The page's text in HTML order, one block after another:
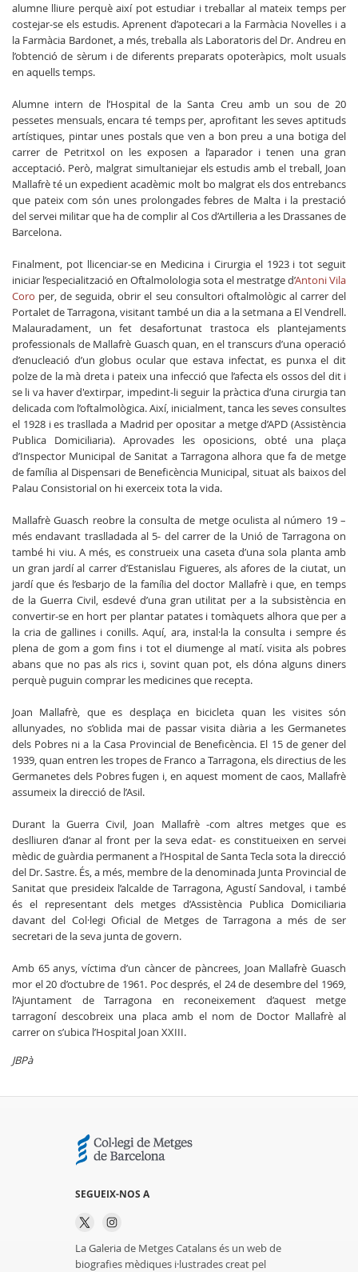
alumne lliure perquè així pot estudiar i treballar al mateix temps per
costejar-se els estudis. Aprenent d’apotecari a la Farmàcia Novelles i a
la Farmàcia Bardonet, a més, treballa als Laboratoris del Dr. Andreu en
l’obtenció de sèrum i de diferents preparats opoteràpics, molt usuals
en aquells temps.
Alumne intern de l’Hospital de la Santa Creu amb un sou de 20
pessetes mensuals, encara té temps per, aprofitant les seves aptituds
artístiques, pintar unes postals que ven a bon preu a una botiga del
carrer de Petritxol on les exposen a l’aparador i tenen una gran
acceptació. Però, malgrat simultaniejar els estudis amb el treball, Joan
Mallafrè té un expedient acadèmic molt bo malgrat els dos entrebancs
que pateix com són unes prolongades febres de Malta i la prestació
del servei militar que ha de complir al Cos d’Artilleria a les Drassanes de
Barcelona.
Finalment, pot llicenciar-se en Medicina i Cirurgia el 1923 i tot seguit
iniciar l’especialització en Oftalmolologia sota el mestratge d’Antoni Vila
Coro per, de seguida, obrir el seu consultori oftalmològic al carrer del
Portalet de Tarragona, visitant també un dia a la setmana a El Vendrell.
Malauradament, un fet desafortunat trastoca els plantejaments
professionals de Mallafrè Guasch quan, en el transcurs d’una operació
d’enucleació d’un globus ocular que estava infectat, es punxa el dit
polze de la mà dreta i pateix una infecció que l’afecta els ossos del dit i
se li va haver d'extirpar, impedint-li seguir la pràctica d’una cirurgia tan
delicada com l’oftalmològica. Així, inicialment, tanca les seves consultes
el 1928 i es trasllada a Madrid per opositar a metge d’APD (Assistència
Publica Domiciliaria). Aprovades les oposicions, obté una plaça
d’Inspector Municipal de Sanitat a Tarragona alhora que fa de metge
de família al Dispensari de Beneficència Municipal, situat als baixos del
Palau Consistorial on hi exerceix tota la vida.
Mallafrè Guasch reobre la consulta de metge oculista al número 19 –
més endavant traslladada al 5- del carrer de la Unió de Tarragona on
també hi viu. A més, es construeix una caseta d’una sola planta amb
un gran jardí al carrer d’Estanislau Figueres, als afores de la ciutat, un
jardí que és l’esbarjo de la família del doctor Mallafrè i que, en temps
de la Guerra Civil, esdevé d’una gran utilitat per a la subsistència en
convertir-se en hort per plantar patates i tomàquets alhora que per a
la cria de gallines i conills. Aquí, ara, instal·la la consulta i sempre és
plena de gom a gom fins i tot el diumenge al matí. visita als pobres
abans que no pas als rics i, sovint quan pot, els dóna alguns diners
perquè puguin comprar les medicines que recepta.
Joan Mallafrè, que es desplaça en bicicleta quan les visites són
allunyades, no s’oblida mai de passar visita diària a les Germanetes
dels Pobres ni a la Casa Provincial de Beneficència. El 15 de gener del
1939, quan entren les tropes de Franco a Tarragona, els directius de les
Germanetes dels Pobres fugen i, en aquest moment de caos, Mallafrè
assumeix la direcció de l’Asil.
Durant la Guerra Civil, Joan Mallafrè -com altres metges que es
deslliuren d’anar al front per la seva edat- es constitueixen en servei
mèdic de guàrdia permanent a l’Hospital de Santa Tecla sota la direcció
del Dr. Sastre. És, a més, membre de la denominada Junta Provincial de
Sanitat que presideix l’alcalde de Tarragona, Agustí Sandoval, i també
és el representant dels metges d’Assistència Publica Domiciliaria
davant del Col·legi Oficial de Metges de Tarragona a més de ser
secretari de la seva junta de govern.
Amb 65 anys, víctima d’un càncer de pàncrees, Joan Mallafrè Guasch
mor el 20 d’octubre de 1961. Poc després, el 24 de desembre del 1969,
l’Ajuntament de Tarragona en reconeixement d’aquest metge
tarragoní descobreix una placa amb el nom de Doctor Mallafrè al
carrer on s’ubica l’Hospital Joan XXIII.
JBPà
SEGUEIX-NOS A
La Galeria de Metges Catalans és un web de
biografies mèdiques i·lustrades creat pel